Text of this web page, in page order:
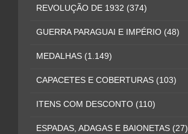
REVOLUÇÃO DE 1932 (374)
GUERRA PARAGUAI E IMPÉRIO (48)
MEDALHAS (1.149)
CAPACETES E COBERTURAS (103)
ITENS COM DESCONTO (110)
ESPADAS, ADAGAS E BAIONETAS (27)